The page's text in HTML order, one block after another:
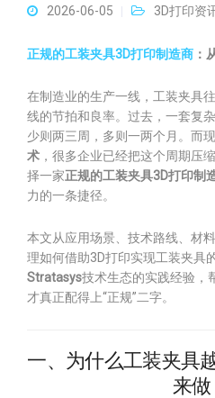
2026-06-05 3D打印资
正规的工装夹具3D打印制造商 ：
在制造业的生产一线，工装夹具
线的节拍和良率。过去，一套复
少则两三周，多则一两个月。而
术 ，很多企业已经把这个周期压
择一家正规的工装夹具3D打印制
力的一条捷径。
本文从应用场景、技术路线、材
理如何借助3D打印实现工装夹具
Stratasys技术生态的实践经验，
才真正配得上“正规”二字。
一、为什么工装夹具
来做